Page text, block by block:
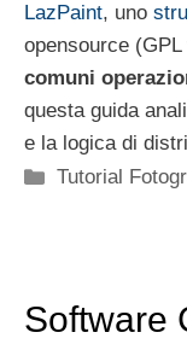
LazPaint, uno
opensource
comuni
questa guida
e la logica di
Categorie
Tutorial
Software